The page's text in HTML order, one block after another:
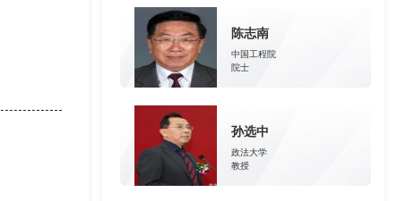
陈志南
中国工程院
院士
孙选中
政法大学
教授